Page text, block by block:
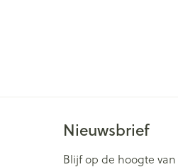
Nieuwsbrief
Blijf op de hoogte